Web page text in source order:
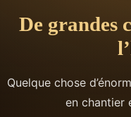
De grandes
Quelque chose
en chantier